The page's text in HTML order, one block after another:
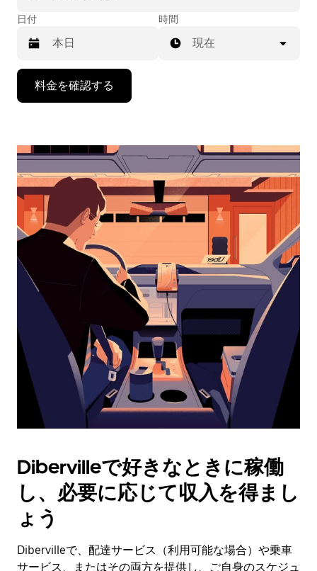
日付
で
ン
ダ
ー
を
操
作
し、
を
選
択
す。
ン
で
カ
ン
ー
を
時間
現在
料金を確認する
Dibervilleで好きなときに稼働
し、必要に応じて収入を得まし
ょう
Dibervilleで、配達サービス（利用可能な場合）や乗車
サービス、またはその両方を提供し、ご自身のスケジュ